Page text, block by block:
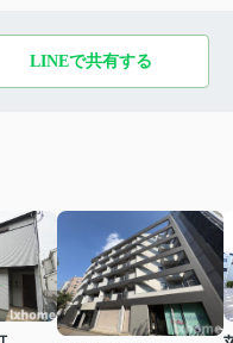
LINEで共有する